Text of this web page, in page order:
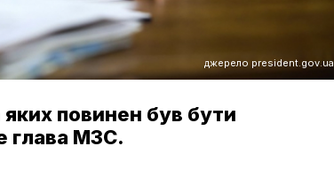
джерело president.gov.ua
повинен був бути
глава МЗС.